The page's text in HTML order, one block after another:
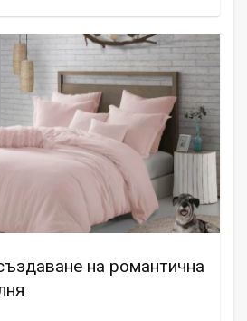
на романтична